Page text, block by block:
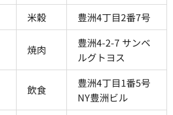
米穀 豊洲4丁目2番7号
焼肉
豊洲4-2-7 サンベ
ルグトヨス
飲食
豊洲4丁目1番5号
NY豊洲ビル